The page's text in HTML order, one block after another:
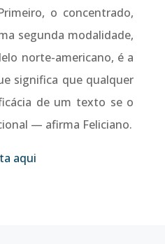
o concentrado,
segunda modalidade,
norte-americano, é a
significa que qualquer
de um texto se o
— afirma Feliciano.
aqui